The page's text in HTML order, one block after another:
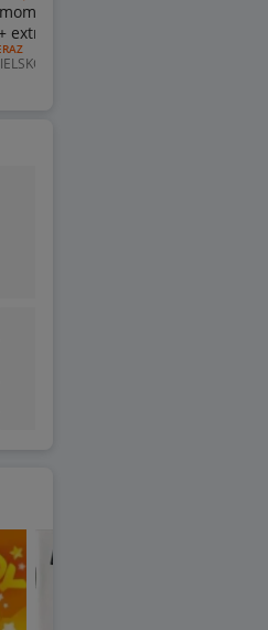
Friend
extra varoma
OFERTY:
Bydgoszcz